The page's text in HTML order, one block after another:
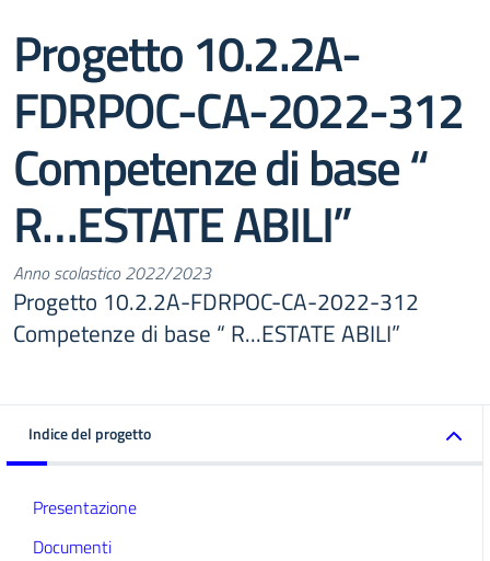
Progetto 10.2.2A-
FDRPOC-CA-2022-312
Competenze di base “
R…ESTATE ABILI”
Anno scolastico 2022/2023
Progetto 10.2.2A-FDRPOC-CA-2022-312
Competenze di base “ R...ESTATE ABILI”
Indice del progetto
Presentazione
Documenti